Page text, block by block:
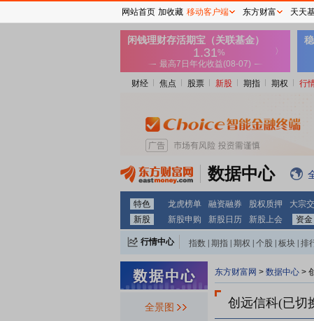
财经 焦点 股票 新股 期指 期权 行
数据中心
特色 龙虎榜单 融资融券 股权质押 大宗
新股
新股申购 新股日历 新股上会 资金
行情中心 指数 期指 期权 个股 板块 排
全景图
东方财富网 > 数据中心 >
创远信科(已切
网站首页 加收藏 移动客户端 东方财富 天天